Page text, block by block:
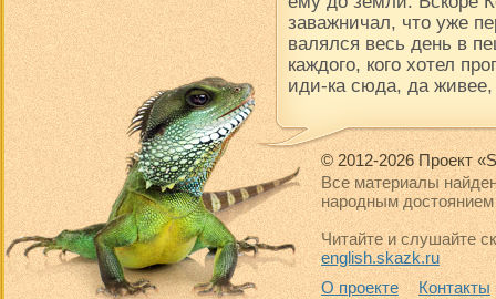
заважничал, что уже
валялся весь день в
каждого, кого хотел
иди-ка сюда, да
© 2012-2026 Проект
Все материалы
народным достоянием
Читайте и слушайте
english.skazk.ru
О проекте
Контакты